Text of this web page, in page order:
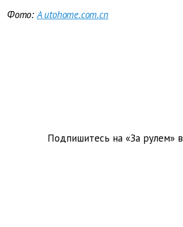
Фото: A utohome.com.cn
Подпишитесь на «За рулем» в